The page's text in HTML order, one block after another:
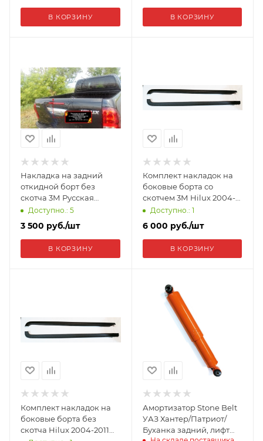
В КОРЗИНУ В КОРЗИНУ
Накладка на задний
откидной борт без
скотча 3М Русская
артель Toyota Hilux 2015-
2018 (VIII дорестайлинг)
NT-150712
Доступно.: 5
3 500 руб./шт
В КОРЗИНУ
Комплект накладок на
боковые борта cо
скотчем 3М Hilux 2004-
2011 NT-160802
Доступно.: 1
6 000 руб./шт
В КОРЗИНУ
Комплект накладок на
боковые борта без
скотча Hilux 2004-2011
Амортизатор Stone Belt
УАЗ Хантер/Патриот/
Буханка задний, лифт